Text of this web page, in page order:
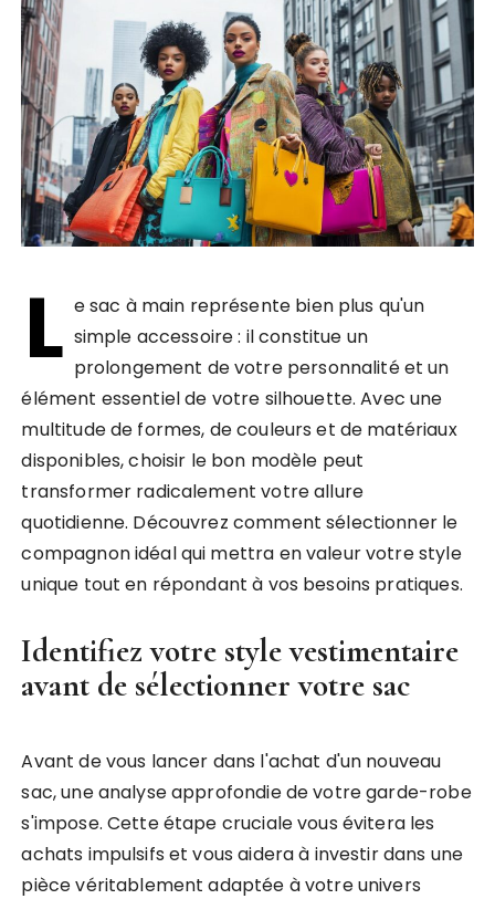
L e sac à main représente bien plus qu'un
simple accessoire : il constitue un
prolongement de votre personnalité et un
élément essentiel de votre silhouette. Avec une
multitude de formes, de couleurs et de matériaux
disponibles, choisir le bon modèle peut
transformer radicalement votre allure
quotidienne. Découvrez comment sélectionner le
compagnon idéal qui mettra en valeur votre style
unique tout en répondant à vos besoins pratiques.
Identifiez votre style vestimentaire
avant de sélectionner votre sac
Avant de vous lancer dans l'achat d'un nouveau
sac, une analyse approfondie de votre garde-robe
s'impose. Cette étape cruciale vous évitera les
achats impulsifs et vous aidera à investir dans une
pièce véritablement adaptée à votre univers